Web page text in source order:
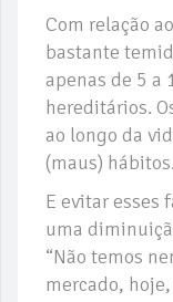
Com relação
bastante
apenas de 5 a
hereditários.
ao longo da
(maus) hábitos.
E evitar esses
uma
“Não temos
mercado,